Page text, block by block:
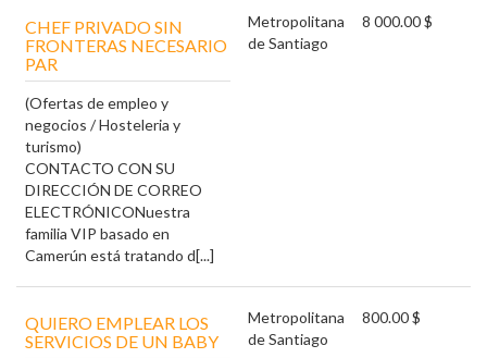
CHEF PRIVADO SIN
FRONTERAS NECESARIO
PAR
(Ofertas de empleo y
negocios / Hosteleria y
turismo)
CONTACTO CON SU
DIRECCIÓN DE CORREO
ELECTRÓNICONuestra
familia VIP basado en
Camerún está tratando d[...]
Metropolitana
de Santiago
8 000.00 $
QUIERO EMPLEAR LOS
SERVICIOS DE UN BABY
Metropolitana
de Santiago
800.00 $